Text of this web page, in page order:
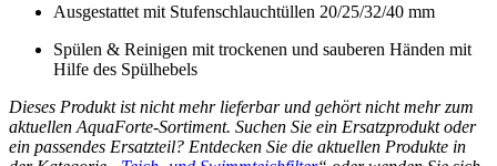
Ausgestattet mit Stufenschlauchtüllen 20/25/32/40 mm
Spülen & Reinigen mit trockenen und sauberen Händen mit
Hilfe des Spülhebels
Dieses Produkt ist nicht mehr lieferbar und gehört nicht mehr zum
aktuellen AquaForte-Sortiment. Suchen Sie ein Ersatzprodukt oder
ein passendes Ersatzteil? Entdecken Sie die aktuellen Produkte in